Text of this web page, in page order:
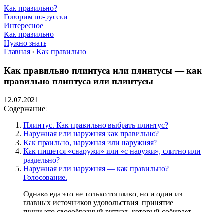
Как правильно?
Говорим по-русски
Интересное
Как правильно
Нужно знать
Главная › Как правильно
Как правильно плинтуса или плинтусы — как
правильно плинтуса или плинтусы
12.07.2021
Содержание:
Плинтус. Как правильно выбрать плинтус?
Наружная или наружняя как правильно?
Как праильно, наружная или наружняя?
Как пишется «снаружи» или «с наружи», слитно или
раздельно?
Наружная или наружняя — как правильно?
Голосование.
Однако еда это не только топливо, но и один из
главных источников удовольствия, принятие